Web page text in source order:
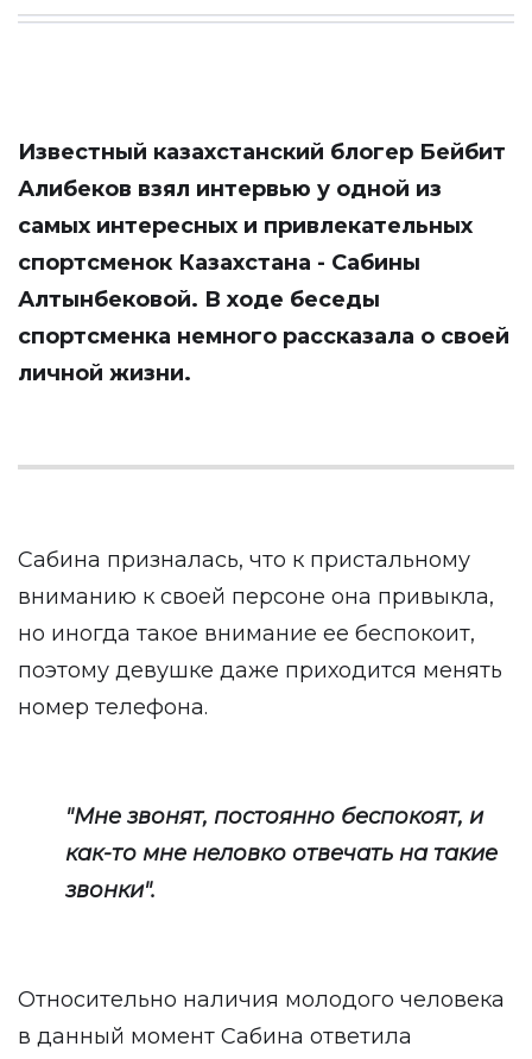
Известный казахстанский блогер Бейбит
Алибеков взял интервью у одной из
самых интересных и привлекательных
спортсменок Казахстана - Сабины
Алтынбековой. В ходе беседы
спортсменка немного рассказала о своей
личной жизни.
Сабина призналась, что к пристальному
вниманию к своей персоне она привыкла,
но иногда такое внимание ее беспокоит,
поэтому девушке даже приходится менять
номер телефона.
"Мне звонят, постоянно беспокоят, и
как-то мне неловко отвечать на такие
звонки".
Относительно наличия молодого человека
в данный момент Сабина ответила